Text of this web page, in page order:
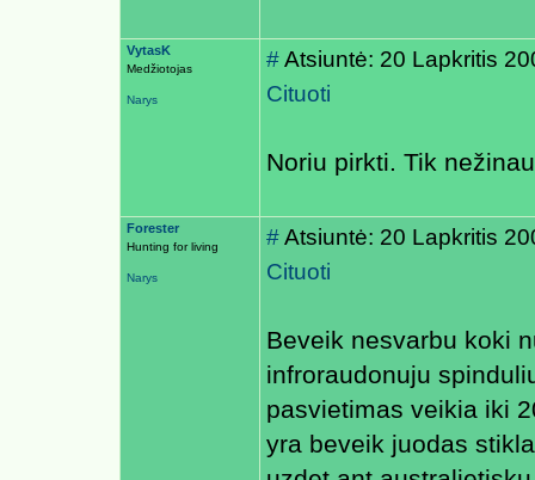
VytasK
Medžiotojas
Narys
#Atsiuntė: 20 Lapkritis
Cituoti
Noriu pirkti. Tik
Forester
Hunting for living
Narys
#Atsiuntė: 20 Lapkritis
Cituoti
Beveik nesvarbu koki
infroraudonuju
pasvietimas veikia iki
yra beveik juodas